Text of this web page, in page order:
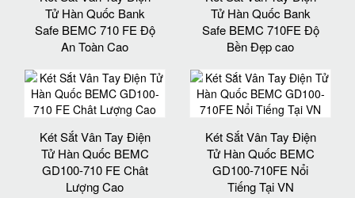
Tử Hàn Quốc Bank
Safe BEMC 710 FE Độ
An Toàn Cao
Tử Hàn Quốc Bank
Safe BEMC 710FE Độ
Bền Đẹp cao
Két Sắt Vân Tay Điện
Tử Hàn Quốc BEMC
GD100-710 FE Chât
Lượng Cao
Két Sắt Vân Tay Điện
Tử Hàn Quốc BEMC
GD100-710FE Nổi
Tiếng Tại VN